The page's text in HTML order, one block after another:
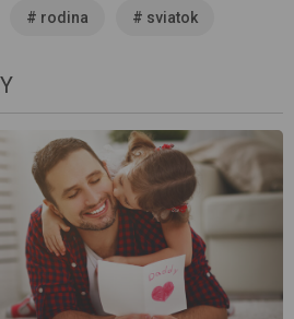
# rodina # sviatok